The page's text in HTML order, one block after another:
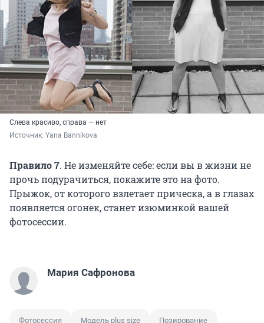
Слева красиво, справа — нет
Источник: Yana Bannikova
Правило 7. Не изменяйте себе: если вы в жизни не
прочь подурачиться, покажите это на фото.
Прыжок, от которого взлетает прическа, а в глазах
появляется огонек, станет изюминкой вашей
фотосессии.
Мария Сафронова
Фотосессия Модель plus size Позирование